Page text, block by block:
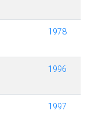
1978
1996
1997